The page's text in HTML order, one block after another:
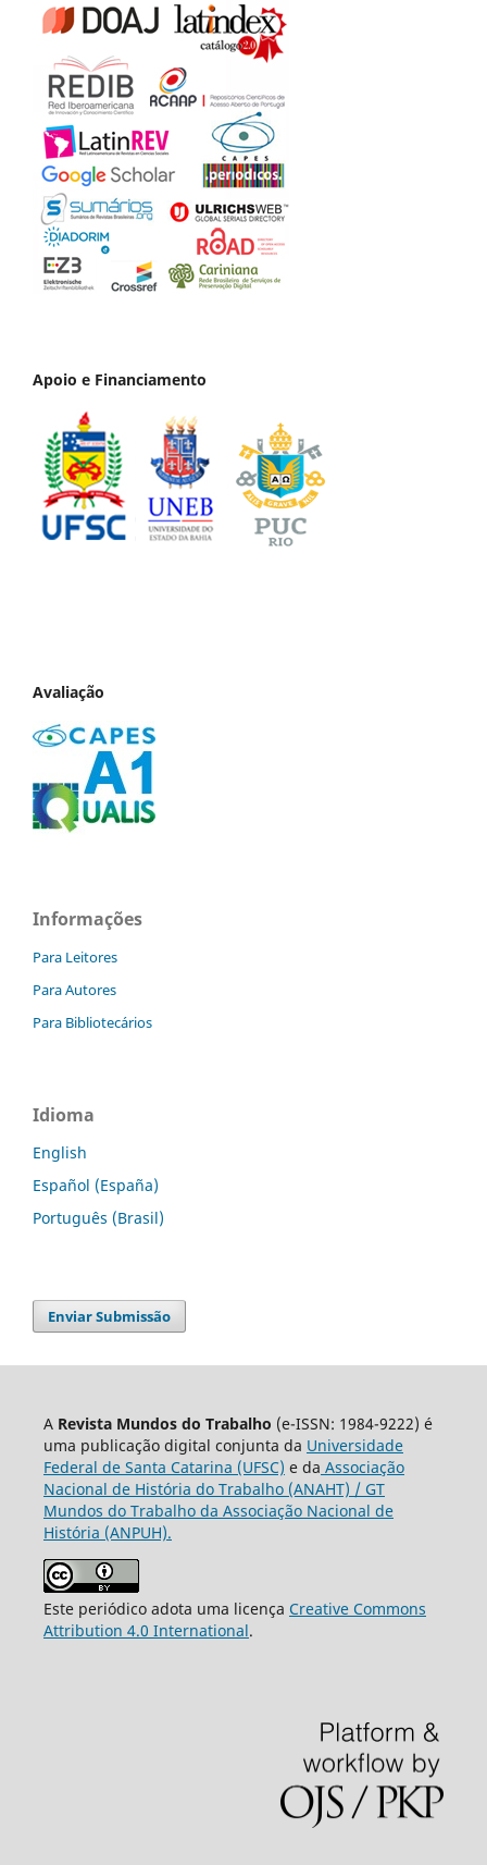
Apoio e Financiamento
Avaliação
Informações
Para Leitores
Para Autores
Para Bibliotecários
Idioma
English
Español (España)
Português (Brasil)
Enviar Submissão
A Revista Mundos do Trabalho (e-ISSN: 1984-9222) é
uma publicação digital conjunta da Universidade
Federal de Santa Catarina (UFSC) e da Associação
Nacional de História do Trabalho (ANAHT) / GT
Mundos do Trabalho da Associação Nacional de
História (ANPUH).
Este periódico adota uma licença Creative Commons
Attribution 4.0 International.